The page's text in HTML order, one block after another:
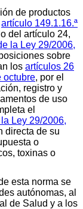
de productos
artículo 149.1.16.ª
del artículo 24,
la Ley 29/2006,
sobre
los artículos 26
octubre, por el
registro y
de uso
el
Ley 29/2006,
directa de su
o
toxinas o
esta norma se
autónomas, al
de Salud y a los